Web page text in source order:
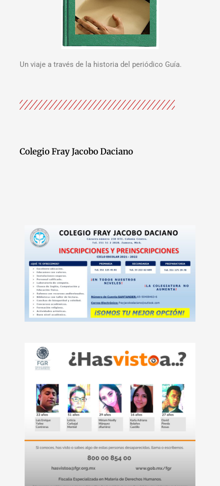
Un viaje a través de la historia del periódico Guía.
Colegio Fray Jacobo Daciano